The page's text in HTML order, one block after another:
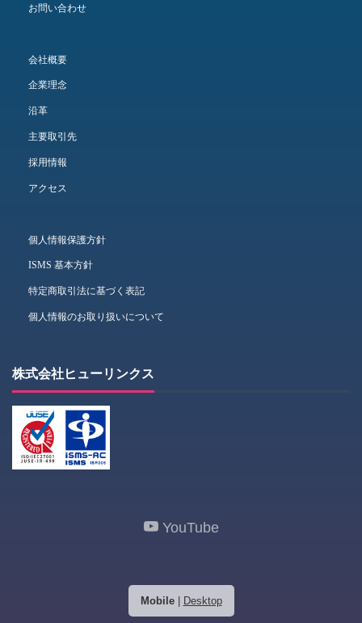
お問い合わせ
会社概要
企業理念
沿革
主要取引先
採用情報
アクセス
個人情報保護方針
ISMS 基本方針
特定商取引法に基づく表記
個人情報のお取り扱いについて
株式会社ヒューリンクス
YouTube
Mobile| Desktop